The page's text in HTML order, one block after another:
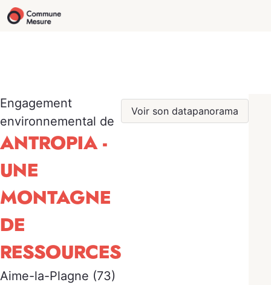
Engagement
environnemental de
ANTROPIA -
UNE
MONTAGNE
DE
RESSOURCES
Voir son datapanorama
Aime-la-Plagne (73)